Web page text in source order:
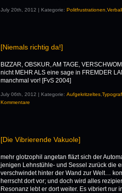
July 20th, 2012 | Kategorie: Politfrustrationen
[Niemals richtig da!]
BIZZAR, OBSKUR, AM TAGE,
nicht MEHR ALS eine sage in FREMDER
manchmal vor! [FvS 2004]
July 06th, 2012 | Kategorie: Aufgekritzeltes
Kommentare
[Die Vibrierende Vakuole]
mehr glotzophil angetan fläzt sich der
jenigen Lehnstühle- und Sessel zurück die
verschwindet hinter der Wand zur Welt…
herrscht dort vor; und doch wird alles
Resonanz lebt er dort weiter. Es vibriert nur